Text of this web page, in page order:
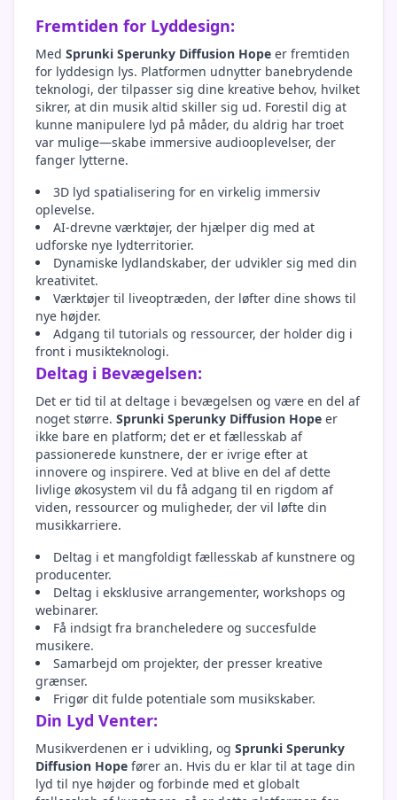
Fremtiden for Lyddesign:
Med Sprunki Sperunky Diffusion Hope er fremtiden
for lyddesign lys. Platformen udnytter banebrydende
teknologi, der tilpasser sig dine kreative behov, hvilket
sikrer, at din musik altid skiller sig ud. Forestil dig at
kunne manipulere lyd på måder, du aldrig har troet
var mulige—skabe immersive audiooplevelser, der
fanger lytterne.
3D lyd spatialisering for en virkelig immersiv
oplevelse.
AI-drevne værktøjer, der hjælper dig med at
udforske nye lydterritorier.
Dynamiske lydlandskaber, der udvikler sig med din
kreativitet.
Værktøjer til liveoptræden, der løfter dine shows til
nye højder.
Adgang til tutorials og ressourcer, der holder dig i
front i musikteknologi.
Deltag i Bevægelsen:
Det er tid til at deltage i bevægelsen og være en del af
noget større. Sprunki Sperunky Diffusion Hope er
ikke bare en platform; det er et fællesskab af
passionerede kunstnere, der er ivrige efter at
innovere og inspirere. Ved at blive en del af dette
livlige økosystem vil du få adgang til en rigdom af
viden, ressourcer og muligheder, der vil løfte din
musikkarriere.
Deltag i et mangfoldigt fællesskab af kunstnere og
producenter.
Deltag i eksklusive arrangementer, workshops og
webinarer.
Få indsigt fra brancheledere og succesfulde
musikere.
Samarbejd om projekter, der presser kreative
grænser.
Frigør dit fulde potentiale som musikskaber.
Din Lyd Venter:
Musikverdenen er i udvikling, og Sprunki Sperunky
Diffusion Hope fører an. Hvis du er klar til at tage din
lyd til nye højder og forbinde med et globalt